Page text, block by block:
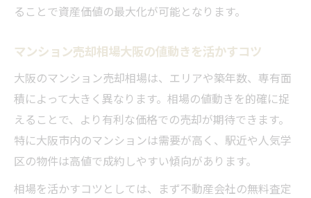
ることで資産価値の最大化が可能となります。
マンション売却相場大阪の値動きを活かすコツ
大阪のマンション売却相場は、エリアや築年数、専有面
積によって大きく異なります。相場の値動きを的確に捉
えることで、より有利な価格での売却が期待できます。
特に大阪市内のマンションは需要が高く、駅近や人気学
区の物件は高値で成約しやすい傾向があります。
相場を活かすコツとしては、まず不動産会社の無料査定